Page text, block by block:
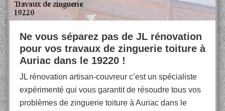
Ne vous séparez pas de JL rénovation
pour vos travaux de zinguerie toiture à
Auriac dans le 19220 !
JL rénovation artisan-couvreur c’est un spécialiste
expérimenté qui vous garantit de résoudre tous vos
problèmes de zinguerie toiture à Auriac dans le